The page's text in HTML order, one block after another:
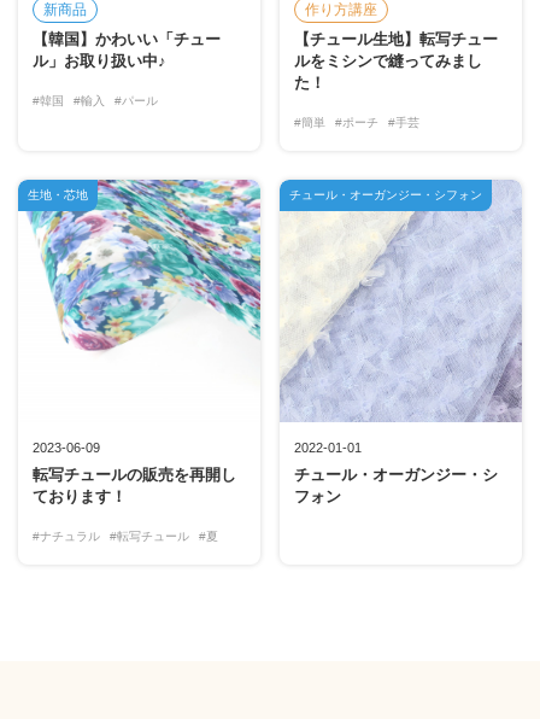
新商品
【韓国】かわいい「チュー
ル」お取り扱い中♪
#韓国 #輸入 #パール
作り方講座
【チュール生地】転写チュー
ルをミシンで縫ってみまし
た！
#簡単 #ポーチ #手芸
2023-06-09
転写チュールの販売を再開し
ております！
#ナチュラル #転写チュール #夏
生地・芯地
2022-01-01
チュール・オーガンジー・シ
フォン
チュール・オーガンジー・シフォン